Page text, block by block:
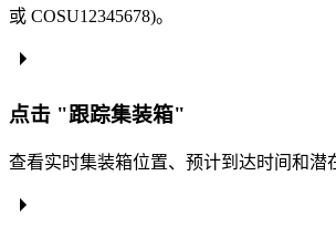
或 COSU12345678)。
点击 "跟踪集装箱"
查看实时集装箱位置、预计到达时间和潜